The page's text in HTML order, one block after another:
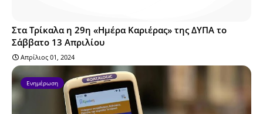
Στα Τρίκαλα η 29η «Ημέρα Καριέρας» της ΔΥΠΑ το
Σάββατο 13 Απριλίου
Απρίλιος 01, 2024
Ενημέρωση